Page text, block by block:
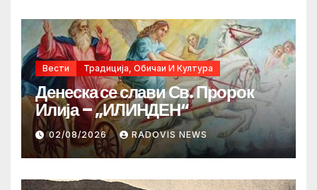
Вести Традиција, Обичаи И Култура
Денеска се слави Св. Пророк
Илија – „ИЛИНДЕН“
02/08/2026 RADOVIS NEWS